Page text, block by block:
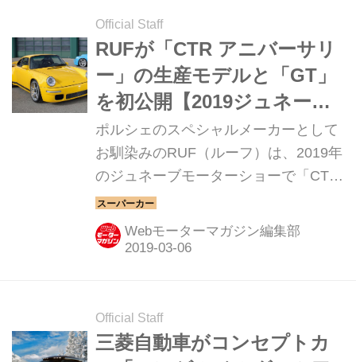
Official Staff
RUFが「CTR アニバーサリ
ー」の生産モデルと「GT」
を初公開【2019ジュネーブ
ショー】
ポルシェのスペシャルメーカーとして
お馴染みのRUF（ルーフ）は、2019年
のジュネーブモーターショーで「CTR
アニバーサリー」の初生産モデルと
「GT」を初公開する。
Webモーターマガジン編集部
Official Staff
三菱自動車がコンセプトカ